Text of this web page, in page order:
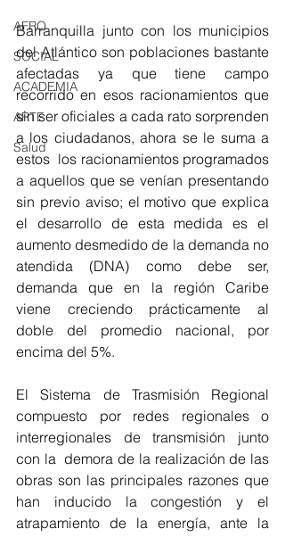
AFRO
SOCIAL
ACADEMIA
ARTE
Salud
Barranquilla junto con los municipios
del Atlántico son poblaciones bastante
afectadas ya que tiene campo
recorrido en esos racionamientos que
sin ser oficiales a cada rato sorprenden
a los ciudadanos, ahora se le suma a
estos  los racionamientos programados
a aquellos que se venían presentando
sin previo aviso; el motivo que explica
el desarrollo de esta medida es el
aumento desmedido de la demanda no
atendida (DNA) como debe ser,
demanda que en la región Caribe
viene creciendo prácticamente al
doble del promedio nacional, por
encima del 5%.
El Sistema de Trasmisión Regional
compuesto por redes regionales o
interregionales de transmisión junto
con la  demora de la realización de las
obras son las principales razones que
han inducido la congestión y el
atrapamiento de la energía, ante la